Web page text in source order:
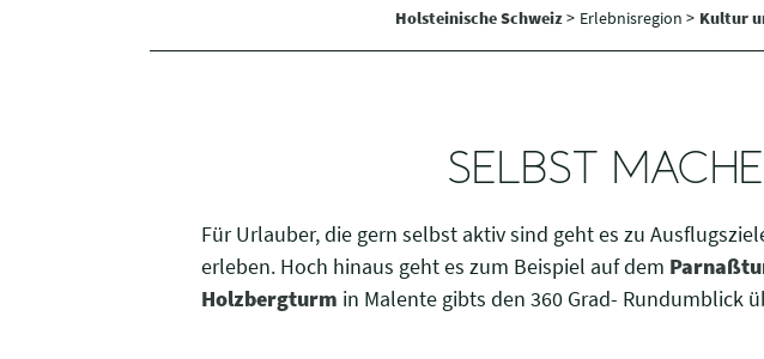
Holsteinische Schweiz> Erlebnisregion > Kultur
SELBST
Für Urlauber, die gern selbst aktiv sind geht es zu
erleben. Hoch hinaus geht es zum Beispiel auf dem
Holzbergturm in Malente gibts den 360 Grad- Rundumblick